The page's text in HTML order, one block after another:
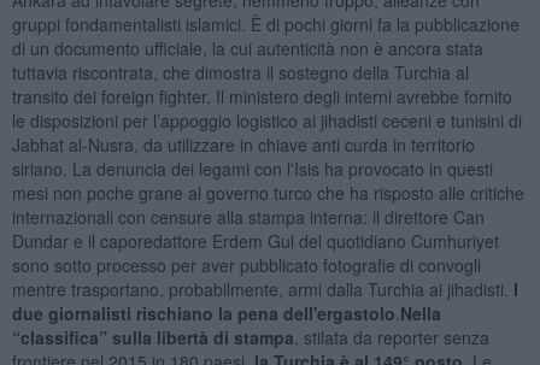
gruppi fondamentalisti islamici. È di pochi giorni fa la pubblicazione
di un documento ufficiale, la cui autenticità non è ancora stata
tuttavia riscontrata, che dimostra il sostegno della Turchia al
transito dei foreign fighter. Il ministero degli interni avrebbe fornito
le disposizioni per l’appoggio logistico ai jihadisti ceceni e tunisini di
Jabhat al-Nusra, da utilizzare in chiave anti curda in territorio
siriano. La denuncia dei legami con l'Isis ha provocato in questi
mesi non poche grane al governo turco che ha risposto alle critiche
internazionali con censure alla stampa interna: il direttore Can
Dundar e il caporedattore Erdem Gul del quotidiano Cumhuriyet
sono sotto processo per aver pubblicato fotografie di convogli
mentre trasportano, probabilmente, armi dalla Turchia ai jihadisti. I
due giornalisti rischiano la pena dell'ergastolo Nella
“classifica” sulla libertà di stampa , stilata da reporter senza